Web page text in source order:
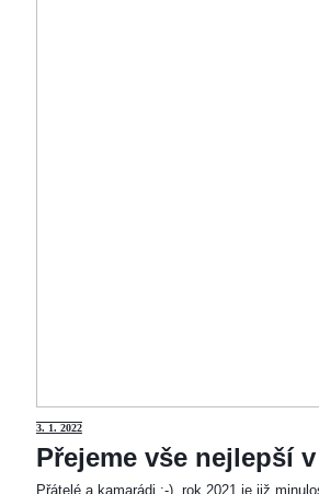
3. 1. 2022
Přejeme vše nejlepší
Přátelé a kamarádi :-). rok 2021 je již